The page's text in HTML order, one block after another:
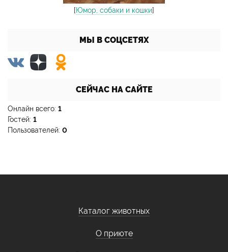
[Юмор, собаки и кошки]
МЫ В СОЦСЕТЯХ
СЕЙЧАС НА САЙТЕ
Онлайн всего: 1
Гостей: 1
Пользователей: 0
Каталог животных
О приюте